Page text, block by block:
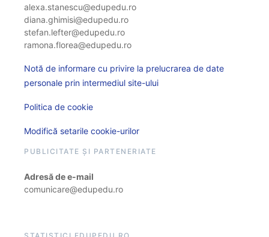
alexa.stanescu@edupedu.ro
diana.ghimisi@edupedu.ro
stefan.lefter@edupedu.ro
ramona.florea@edupedu.ro
Notă de informare cu privire la prelucrarea de date
personale prin intermediul site-ului
Politica de cookie
Modifică setarile cookie-urilor
PUBLICITATE ȘI PARTENERIATE
Adresă de e-mail
comunicare@edupedu.ro